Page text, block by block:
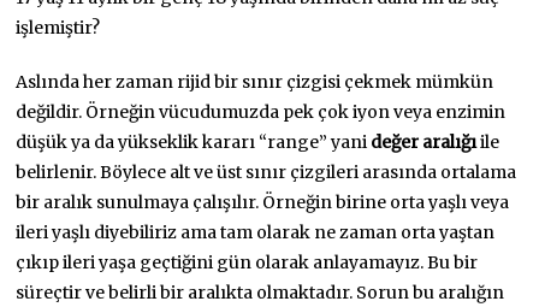
işlemiştir?
Aslında her zaman rijid bir sınır çizgisi çekmek mümkün
değildir. Örneğin vücudumuzda pek çok iyon veya enzimin
düşük ya da yükseklik kararı “range” yani değer aralığıile
belirlenir. Böylece alt ve üst sınır çizgileri arasında ortalama
bir aralık sunulmaya çalışılır. Örneğin birine orta yaşlı veya
ileri yaşlı diyebiliriz ama tam olarak ne zaman orta yaştan
çıkıp ileri yaşa geçtiğini gün olarak anlayamayız. Bu bir
süreçtir ve belirli bir aralıkta olmaktadır. Sorun bu aralığın